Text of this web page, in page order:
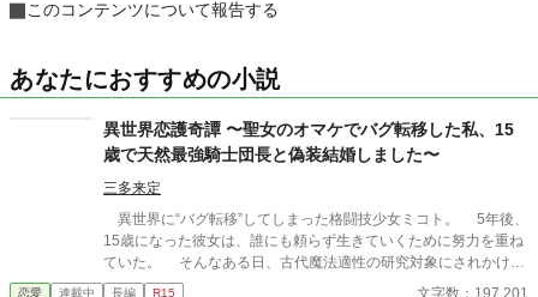
このコンテンツについて報告する
あなたにおすすめの小説
異世界恋護奇譚 〜聖女のオマケでバグ転移した私、15
歳で天然最強騎士団長と偽装結婚しました〜
三多来定
異世界に“バグ転移”してしまった格闘技少女ミコト。 5年後、
15歳になった彼女は、誰にも頼らず生きていくために努力を重ね
ていた。 そんなある日、古代魔法適性の研究対象にされかけた
ミコトを救ったのは、兄のように慕う最強騎士団長ロイの「結婚
恋愛 連載中 長編 R15 文字数：197,201